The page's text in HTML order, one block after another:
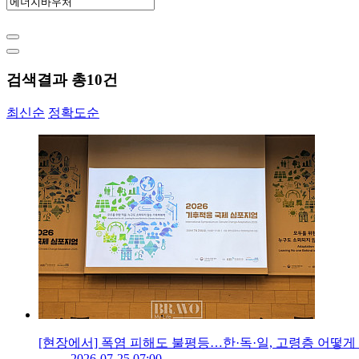
검색결과 총10건
최신순 정확도순
[현장에서] 폭염 피해도 불평등…한·독·일, 고령층 어떻